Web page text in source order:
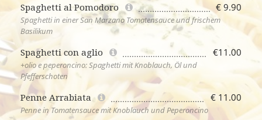
Spaghetti al Pomodoro € 9.90
Spaghetti in einer San Marzano Tomatensauce und frischem
Basilikum
Spaghetti con aglio €11.00
+olio e peperoncino: Spaghetti mit Knoblauch, Öl und
Pfefferschoten
Penne Arrabiata € 11.00
Penne in Tomatensauce mit Knoblauch und Peperoncino